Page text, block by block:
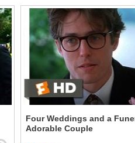
Four Weddings and a
Adorable Couple